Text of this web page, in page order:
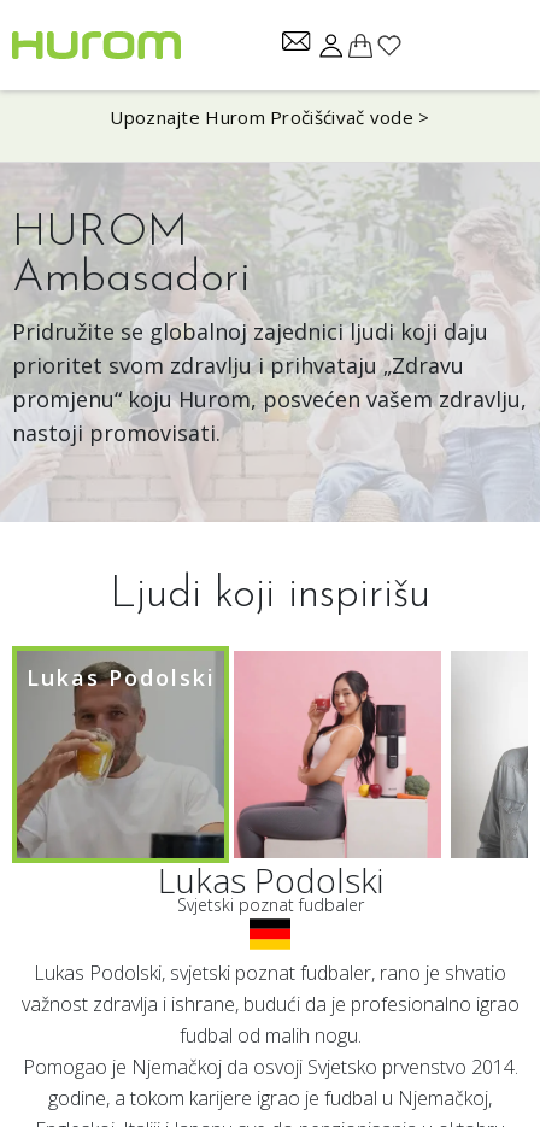
Upoznajte Hurom Pročišćivač vode >
HUROM
Ambasadori
Pridružite se globalnoj zajednici ljudi koji daju
prioritet svom zdravlju i prihvataju „Zdravu
promjenu“ koju Hurom, posvećen vašem zdravlju,
nastoji promovisati.
Ljudi koji inspirišu
Lukas Podolski
Lukas Podolski
Svjetski poznat fudbaler
Lukas Podolski, svjetski poznat fudbaler, rano je shvatio
važnost zdravlja i ishrane, budući da je profesionalno igrao
fudbal od malih nogu.
Pomogao je Njemačkoj da osvoji Svjetsko prvenstvo 2014.
godine, a tokom karijere igrao je fudbal u Njemačkoj,